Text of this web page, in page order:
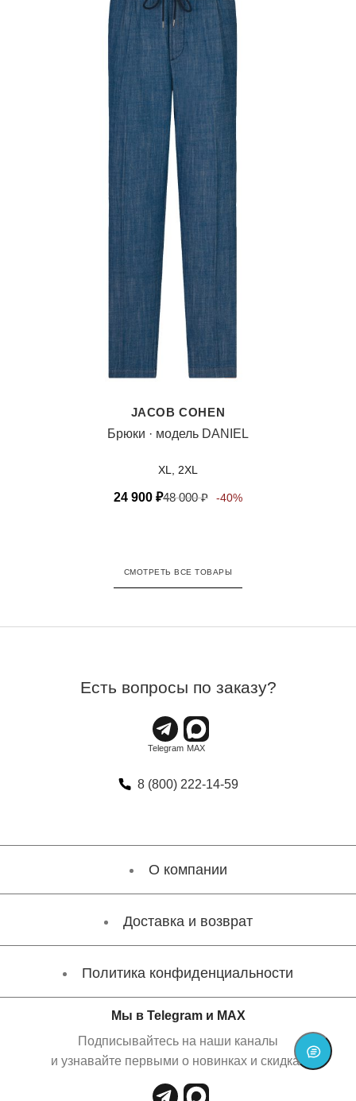
JACOB COHEN
Брюки · модель DANIEL
XL, 2XL
24 900 ₽48 000₽ -40%
СМОТРЕТЬ ВСЕ ТОВАРЫ
Есть вопросы по заказу?
8 (800) 222-14-59
О компании
Доставка и возврат
Политика конфиденциальности
Мы в Telegram и MAX
Подписывайтесь на наши каналы
и узнавайте первыми о новинках и скидках